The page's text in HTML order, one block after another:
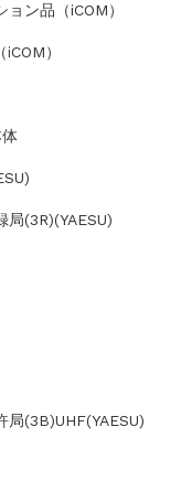
ョン品（iCOM）
）
局(3R)(YAESU)
局(3B)UHF(YAESU)